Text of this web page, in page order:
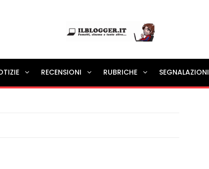
Ilblogger.it
Il portalino di blog |
RECENSIONI RUBRICHE SEGNALAZIONI